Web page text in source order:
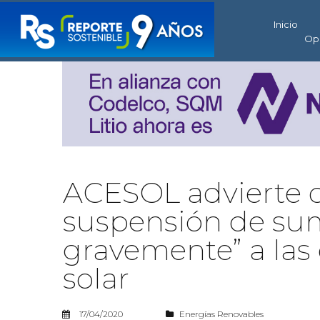
Inicio
ACESOL advierte
suspensión de
gravemente” a
solar
17/04/2020 Energías Renovables